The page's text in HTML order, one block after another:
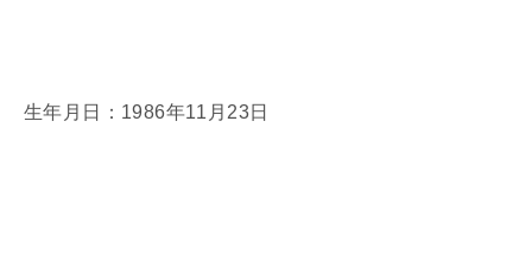
生年月日：1986年11月23日